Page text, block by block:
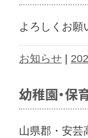
よろしくお願
お知らせ
幼稚園・保
山県郡・安芸